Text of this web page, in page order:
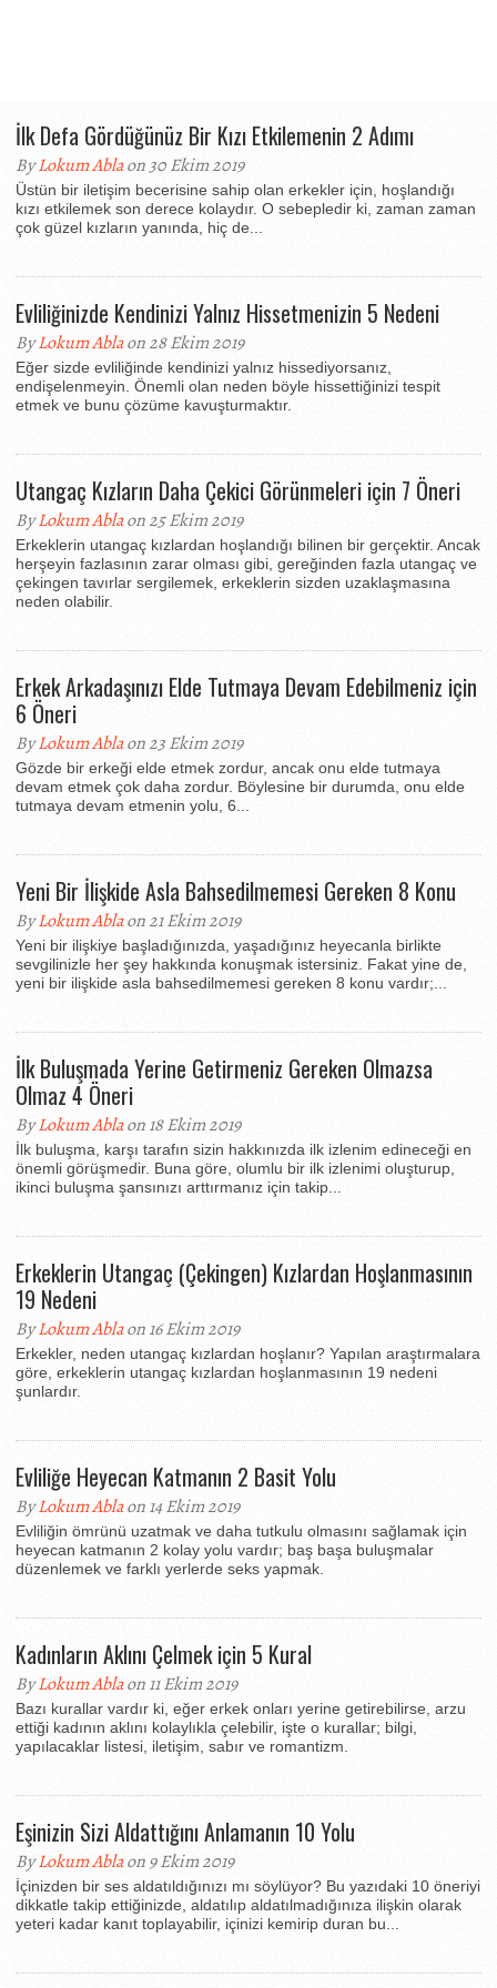
İlk Defa Gördüğünüz Bir Kızı Etkilemenin 2 Adımı
ByLokum Ablaon 30 Ekim 2019
Üstün bir iletişim becerisine sahip olan erkekler için, hoşlandığı
kızı etkilemek son derece kolaydır. O sebepledir ki, zaman zaman
çok güzel kızların yanında, hiç de...
Evliliğinizde Kendinizi Yalnız Hissetmenizin 5 Nedeni
ByLokum Ablaon 28 Ekim 2019
Eğer sizde evliliğinde kendinizi yalnız hissediyorsanız,
endişelenmeyin. Önemli olan neden böyle hissettiğinizi tespit
etmek ve bunu çözüme kavuşturmaktır.
Utangaç Kızların Daha Çekici Görünmeleri için 7 Öneri
ByLokum Ablaon 25 Ekim 2019
Erkeklerin utangaç kızlardan hoşlandığı bilinen bir gerçektir. Ancak
herşeyin fazlasının zarar olması gibi, gereğinden fazla utangaç ve
çekingen tavırlar sergilemek, erkeklerin sizden uzaklaşmasına
neden olabilir.
Erkek Arkadaşınızı Elde Tutmaya Devam Edebilmeniz için
6 Öneri
ByLokum Ablaon 23 Ekim 2019
Gözde bir erkeği elde etmek zordur, ancak onu elde tutmaya
devam etmek çok daha zordur. Böylesine bir durumda, onu elde
tutmaya devam etmenin yolu, 6...
Yeni Bir İlişkide Asla Bahsedilmemesi Gereken 8 Konu
ByLokum Ablaon 21 Ekim 2019
Yeni bir ilişkiye başladığınızda, yaşadığınız heyecanla birlikte
sevgilinizle her şey hakkında konuşmak istersiniz. Fakat yine de,
yeni bir ilişkide asla bahsedilmemesi gereken 8 konu vardır;...
İlk Buluşmada Yerine Getirmeniz Gereken Olmazsa
Olmaz 4 Öneri
ByLokum Ablaon 18 Ekim 2019
İlk buluşma, karşı tarafın sizin hakkınızda ilk izlenim edineceği en
önemli görüşmedir. Buna göre, olumlu bir ilk izlenimi oluşturup,
ikinci buluşma şansınızı arttırmanız için takip...
Erkeklerin Utangaç (Çekingen) Kızlardan Hoşlanmasının
19 Nedeni
ByLokum Ablaon 16 Ekim 2019
Erkekler, neden utangaç kızlardan hoşlanır? Yapılan araştırmalara
göre, erkeklerin utangaç kızlardan hoşlanmasının 19 nedeni
şunlardır.
Evliliğe Heyecan Katmanın 2 Basit Yolu
ByLokum Ablaon 14 Ekim 2019
Evliliğin ömrünü uzatmak ve daha tutkulu olmasını sağlamak için
heyecan katmanın 2 kolay yolu vardır; baş başa buluşmalar
düzenlemek ve farklı yerlerde seks yapmak.
Kadınların Aklını Çelmek için 5 Kural
ByLokum Ablaon 11 Ekim 2019
Bazı kurallar vardır ki, eğer erkek onları yerine getirebilirse, arzu
ettiği kadının aklını kolaylıkla çelebilir, işte o kurallar; bilgi,
yapılacaklar listesi, iletişim, sabır ve romantizm.
Eşinizin Sizi Aldattığını Anlamanın 10 Yolu
ByLokum Ablaon 9 Ekim 2019
İçinizden bir ses aldatıldığınızı mı söylüyor? Bu yazıdaki 10 öneriyi
dikkatle takip ettiğinizde, aldatılıp aldatılmadığınıza ilişkin olarak
yeteri kadar kanıt toplayabilir, içinizi kemirip duran bu...